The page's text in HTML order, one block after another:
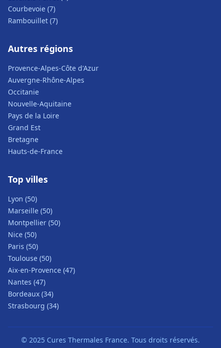
Courbevoie (7)
Rambouillet (7)
Autres régions
Provence-Alpes-Côte d'Azur
Auvergne-Rhône-Alpes
Occitanie
Nouvelle-Aquitaine
Pays de la Loire
Grand Est
Bretagne
Hauts-de-France
Top villes
Lyon (50)
Marseille (50)
Montpellier (50)
Nice (50)
Paris (50)
Toulouse (50)
Aix-en-Provence (47)
Nantes (47)
Bordeaux (34)
Strasbourg (34)
© 2025 Cures Thermales France. Tous droits réservés.